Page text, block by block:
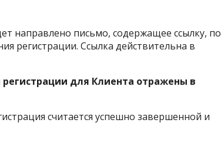
направлено письмо, содержащее ссылку, по
регистрации. Ссылка действительна в
для Клиента отражены в
считается успешно завершенной и